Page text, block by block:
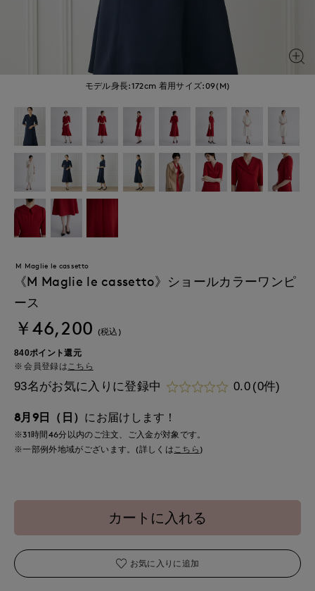
モデル身長:172cm 着用サイズ:09(M)
M Maglie le cassetto
《M Maglie le cassetto》ショールカラーワンピ
ース
￥46,200 (税込)
840ポイント還元
会員登録は こちら
93名がお気に入りに登録中 0.0 (0件)
8月9日（日） にお届けします！
※31時間46分以内のご注文、ご入金が対象です。
※一部例外地域がございます。(詳しくはこちら )
カートに入れる
お気に入りに追加